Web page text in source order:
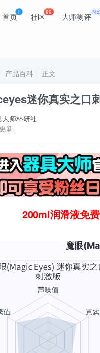
首页1 社区99 大师测评
产品百科 正文
迷你真实之口
大师杯研社
新
200ml润滑液免
魔眼